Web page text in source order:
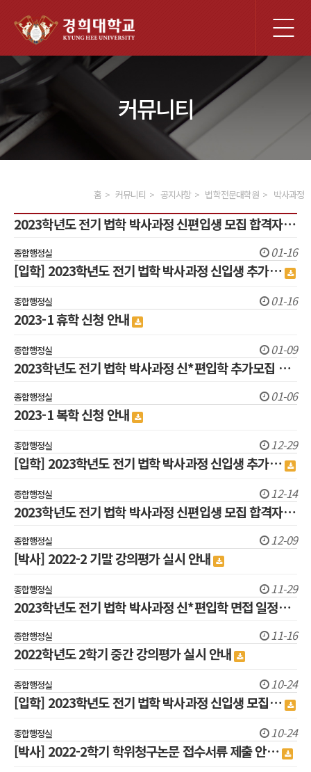
체
메
커뮤니티
홈 커뮤니티 공지사항 법학전문대학원 박사과정
2023학년도 전기 법학 박사과정 신편입생 모집 합격자…
종합행정실 01-16
[입학] 2023학년도 전기 법학 박사과정 신입생 추가…
종합행정실 01-16
2023-1 휴학 신청 안내
종합행정실 01-09
2023학년도 전기 법학 박사과정 신*편입학 추가모집 …
종합행정실 01-06
2023-1 복학 신청 안내
종합행정실 12-29
[입학] 2023학년도 전기 법학 박사과정 신입생 추가…
종합행정실 12-14
2023학년도 전기 법학 박사과정 신편입생 모집 합격자…
종합행정실 12-09
[박사] 2022-2 기말 강의평가 실시 안내
종합행정실 11-29
2023학년도 전기 법학 박사과정 신*편입학 면접 일정…
종합행정실 11-16
2022학년도 2학기 중간 강의평가 실시 안내
종합행정실 10-24
[입학] 2023학년도 전기 법학 박사과정 신입생 모집…
종합행정실 10-24
[박사] 2022-2학기 학위청구논문 접수서류 제출 안…